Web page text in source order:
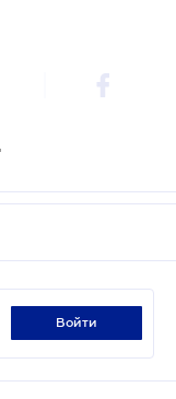
войти